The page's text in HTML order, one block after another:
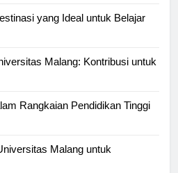
yang Ideal untuk Belajar
Malang: Kontribusi untuk
Rangkaian Pendidikan Tinggi
Malang untuk